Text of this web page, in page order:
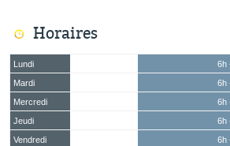
Horaires
Lundi
6h
Mardi
6h
Mercredi
6h
Jeudi
6h
Vendredi
6h